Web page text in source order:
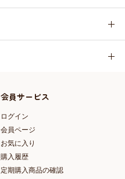
会員サービス
ログイン
会員ページ
お気に入り
購入履歴
定期購入商品の確認